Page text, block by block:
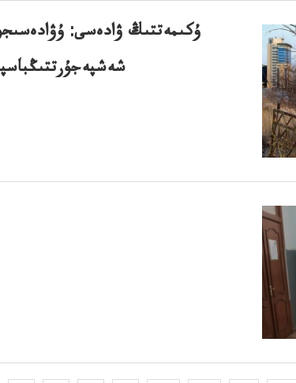
ۇكىمەتتىڭ ۋادەسى: